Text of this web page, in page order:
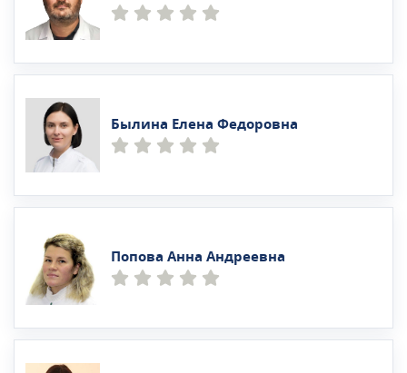
Былина Елена Федоровна
Попова Анна Андреевна